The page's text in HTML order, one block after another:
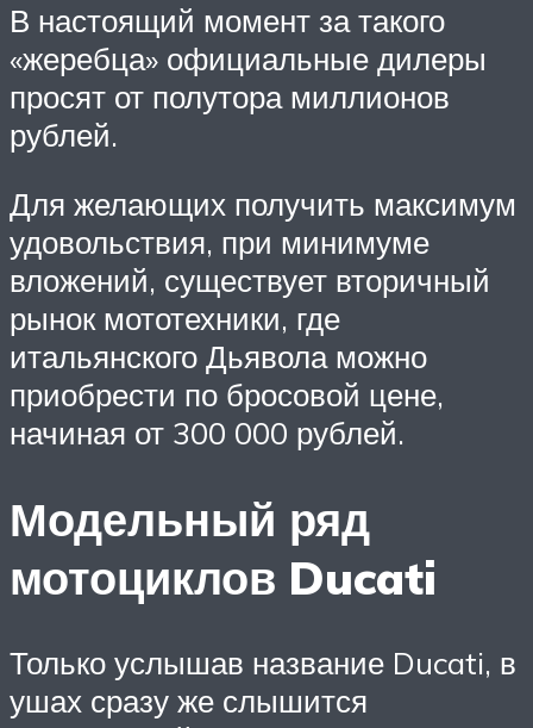
В настоящий момент за такого
«жеребца» официальные дилеры
просят от полутора миллионов
рублей.
Для желающих получить максимум
удовольствия, при минимуме
вложений, существует вторичный
рынок мототехники, где
итальянского Дьявола можно
приобрести по бросовой цене,
начиная от 300 000 рублей.
Модельный ряд
мотоциклов Ducati
Только услышав название Ducati, в
ушах сразу же слышится